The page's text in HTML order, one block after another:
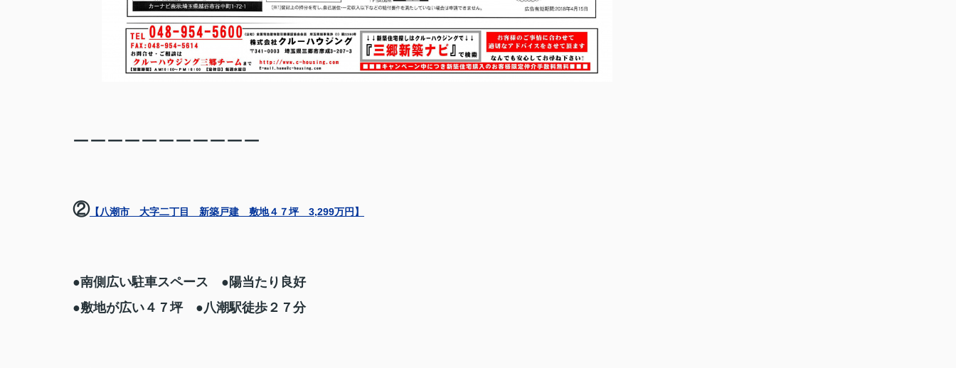
ーーーーーーーーーーー
②【八潮市 大字二丁目 新築戸建 敷地４７坪 3,299万円】
●南側広い駐車スペース ●陽当たり良好
●敷地が広い４７坪 ●八潮駅徒歩２７分